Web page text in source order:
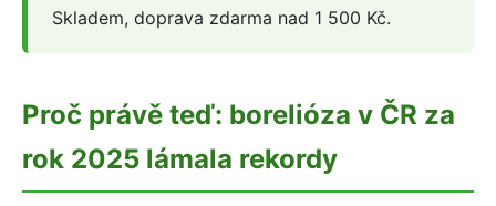
Skladem, doprava zdarma nad 1 500 Kč.
Proč právě teď: borelióza v ČR za
rok 2025 lámala rekordy